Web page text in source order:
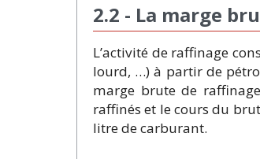
2.2 - La marge
L’activité de raffinage
lourd, …) à partir de
marge brute de
raffinés et le cours du
litre de carburant.